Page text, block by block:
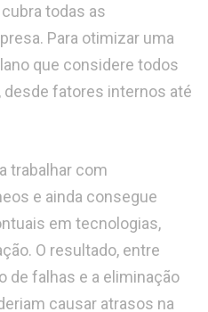
todas as
Para otimizar uma
que considere todos
fatores internos até
trabalhar com
e ainda consegue
em tecnologias,
O resultado, entre
de falhas e a eliminação
causar atrasos na